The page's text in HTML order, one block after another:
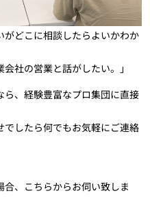
がどこに相談したらよいかわか
社の営業と話がしたい。」
ら、経験豊富なプロ集団に直接
でしたら何でもお気軽にご連絡
、こちらからお伺い致しま